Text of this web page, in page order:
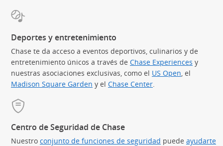
Deportes y entretenimiento
Chase te da acceso a eventos deportivos, culinarios y de
entretenimiento únicos a través de Chase Experiences (Se
y
nuestras asociaciones exclusivas, como el US Open(Se abre en
, el
Madison Square Garden (Se abre en superposición)
y el Chase Center(Se abre en
.
Centro de Seguridad de Chase
Nuestro conjunto de funciones de seguridad puede ayudarte